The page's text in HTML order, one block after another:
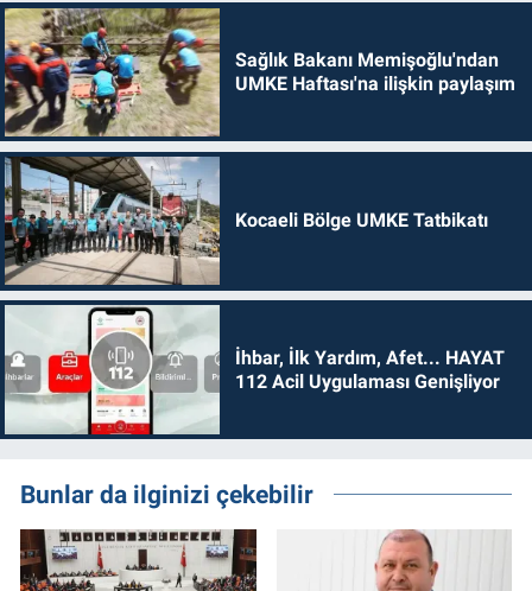
Sağlık Bakanı Memişoğlu'ndan
UMKE Haftası'na ilişkin paylaşım
Kocaeli Bölge UMKE Tatbikatı
İhbar, İlk Yardım, Afet... HAYAT
112 Acil Uygulaması Genişliyor
Bunlar da ilginizi çekebilir